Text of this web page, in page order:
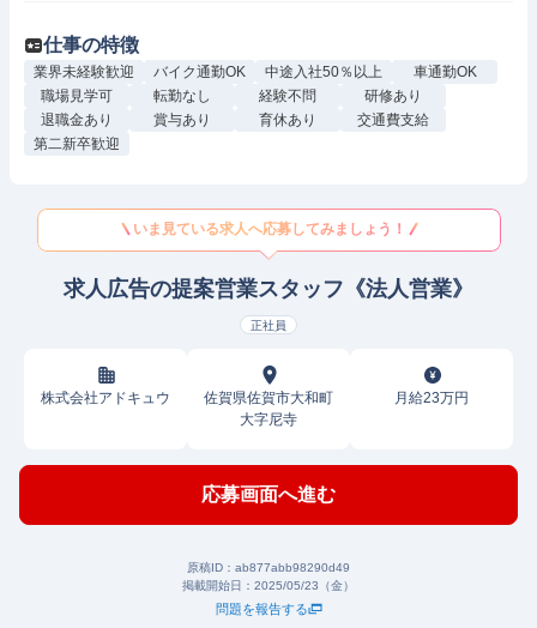
仕事の特徴
業界未経験歓迎 バイク通勤OK 中途入社50％以上
車通勤OK
職場見学可
転勤なし 経験不問
研修あり
退職金あり
賞与あり 育休あり
交通費支給
第二新卒歓迎
いま見ている求人へ応募してみましょう！
求人広告の提案営業スタッフ《法人営業》
正社員
株式会社アドキュウ
佐賀県佐賀市大和町
大字尼寺
月給23万円
応募画面へ進む
原稿ID： ab877abb98290d49
掲載開始日： 2025/05/23（金）
問題を報告する